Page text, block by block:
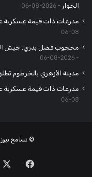
الجوار
2026-08-06
مدرعات ذات قيمة عسكرية
08-06
محجوب فضل بدري: جيش
2026-08-06
مدينة الأزهري بالخرطوم
مدرعات ذات قيمة عسكرية
08-06
© تسامح نيوز 2022 |
فيسبوك